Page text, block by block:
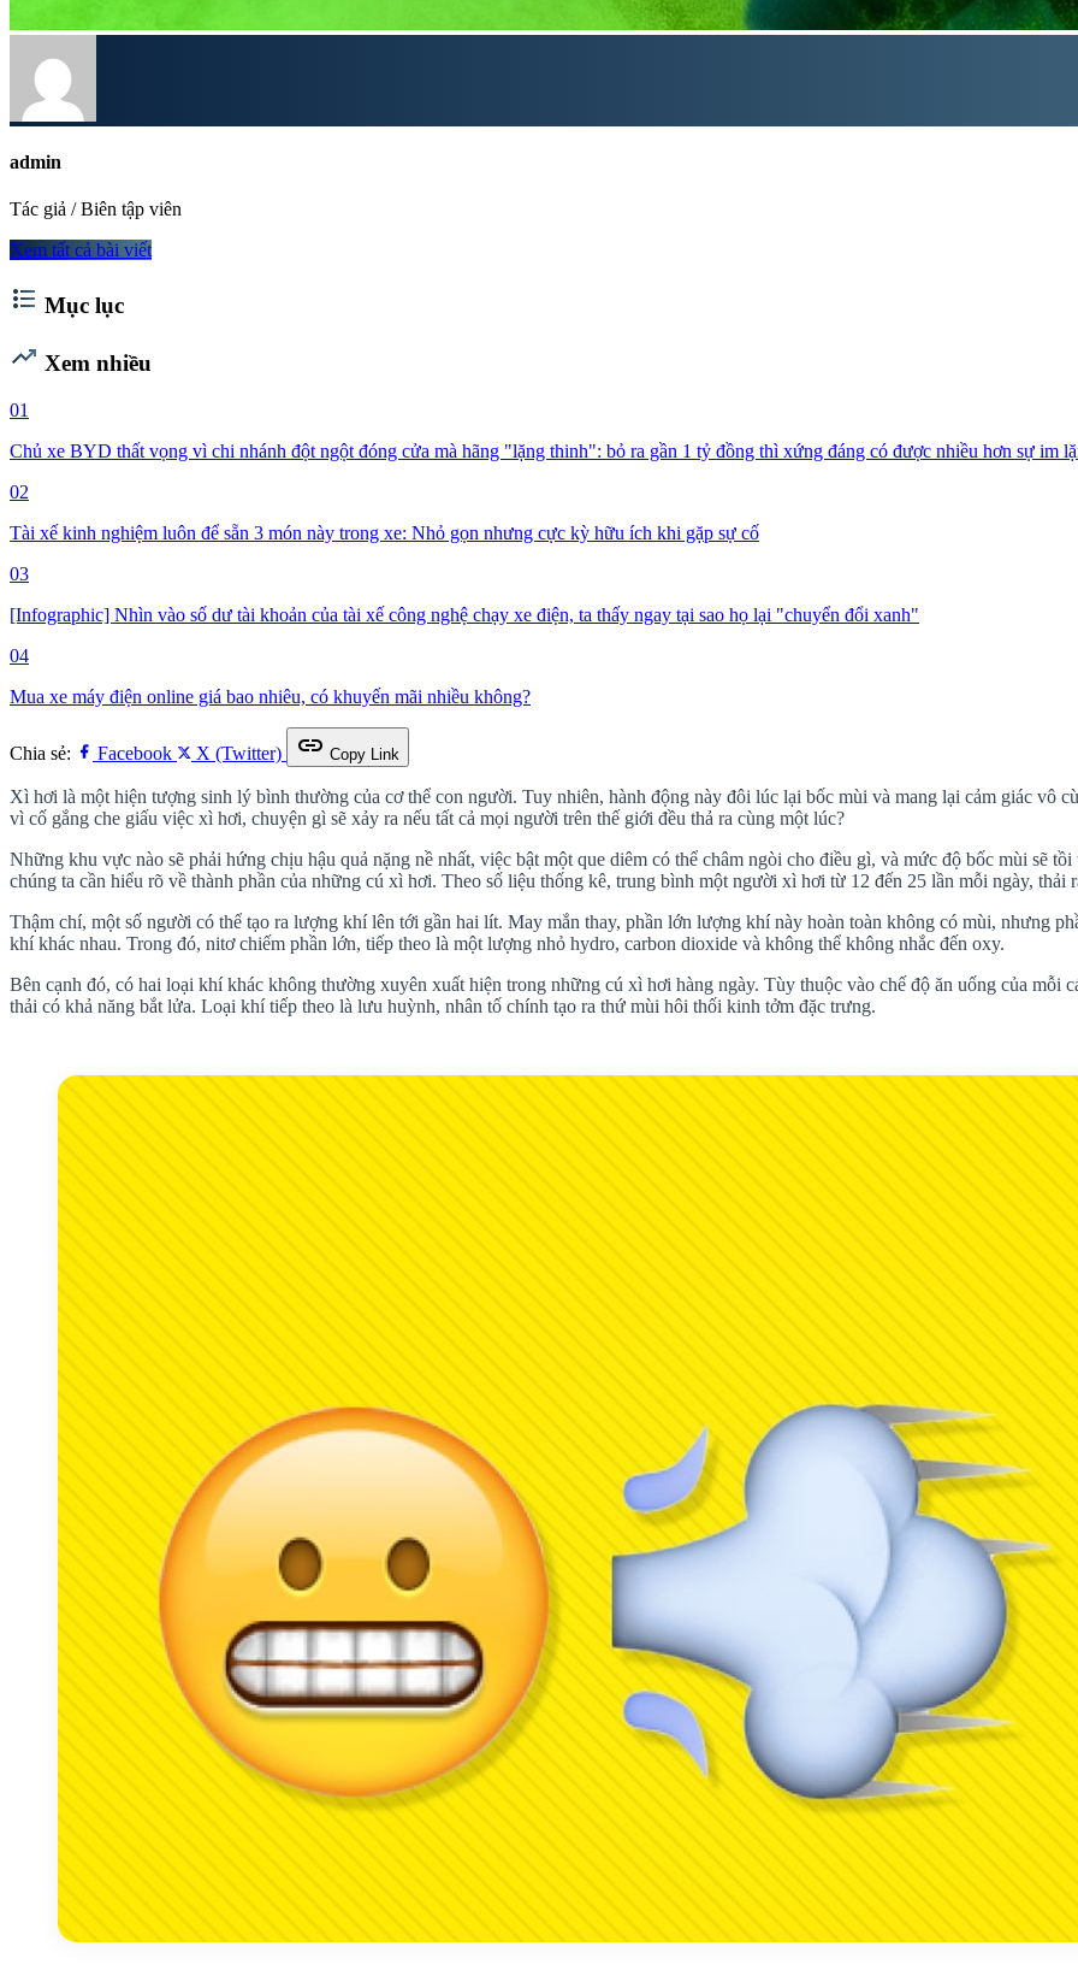
admin
Tác giả / Biên tập viên
Xem tất cả bài viết
format_list_bulleted Mục lục
trending_up Xem nhiều
01
Chủ xe BYD thất vọng vì chi nhánh đột ngột đóng cửa mà hãng "lặng thinh": bỏ ra gần 1 tỷ đồng thì xứng đáng có được nhiều hơn sự im
02
Tài xế kinh nghiệm luôn để sẵn 3 món này trong xe: Nhỏ gọn nhưng cực kỳ hữu ích khi gặp sự cố
03
[Infographic] Nhìn vào số dư tài khoản của tài xế công nghệ chạy xe điện, ta thấy ngay tại sao họ lại "chuyển đổi xanh"
04
Mua xe máy điện online giá bao nhiêu, có khuyến mãi nhiều không?
Chia sẻ: Facebook X (Twitter) link Copy Link
Xì hơi là một hiện tượng sinh lý bình thường của cơ thể con người. Tuy nhiên, hành động này đôi lúc lại bốc mùi và mang lại cảm giác vô
vì cố gắng che giấu việc xì hơi, chuyện gì sẽ xảy ra nếu tất cả mọi người trên thế giới đều thả ra cùng một lúc?
Những khu vực nào sẽ phải hứng chịu hậu quả nặng nề nhất, việc bật một que diêm có thể châm ngòi cho điều gì, và mức độ bốc mùi sẽ
chúng ta cần hiểu rõ về thành phần của những cú xì hơi. Theo số liệu thống kê, trung bình một người xì hơi từ 12 đến 25 lần mỗi ngày, thải
Thậm chí, một số người có thể tạo ra lượng khí lên tới gần hai lít. May mắn thay, phần lớn lượng khí này hoàn toàn không có mùi, nhưng
khí khác nhau. Trong đó, nitơ chiếm phần lớn, tiếp theo là một lượng nhỏ hydro, carbon dioxide và không thể không nhắc đến oxy.
Bên cạnh đó, có hai loại khí khác không thường xuyên xuất hiện trong những cú xì hơi hàng ngày. Tùy thuộc vào chế độ ăn uống của mỗi
thải có khả năng bắt lửa. Loại khí tiếp theo là lưu huỳnh, nhân tố chính tạo ra thứ mùi hôi thối kinh tởm đặc trưng.